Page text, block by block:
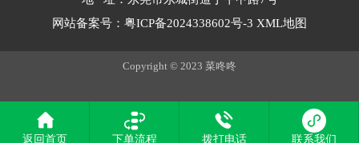
网站备案号： 粤ICP备2024338602号-3 XML地图
Copyright © 2023 菜咚咚
返回首页 下单流程 拨打电话 联系我们